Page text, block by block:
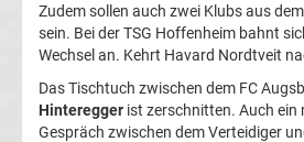
League
League
Zudem sollen auch zwei Klubs aus
sein. Bei der TSG Hoffenheim bahnt
Wechsel an. Kehrt Havard Nordtveit
Das Tischtuch zwischen dem FC
Hinteregger ist zerschnitten. Auch ein
Gespräch zwischen dem Verteidiger